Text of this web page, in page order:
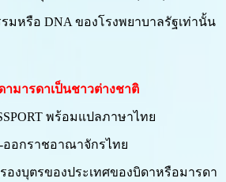
มหรือ DNA ของโรงพยาบาลรัฐเท่านั้น
มารดาเป็นชาวต่างชาติ
พร้อมแปลภาษาไทย
-ออกราชอาณาจักรไทย
องบุตรของประเทศของบิดาหรือมารดา